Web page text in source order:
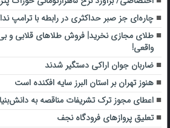
چاره‌ای جز صبر حداکثری در رابطه با ترامپ
طلای مجازی نخرید| فروش طلاهای قلابی و
واقعی!
ضاربان جوان اراکی دستگیر شدند
هنوز تهران بر استان البرز سایه افکنده است
اعطای مجوز ترک تشریفات مناقصه به
تعلیق پروازهای فرودگاه نجف